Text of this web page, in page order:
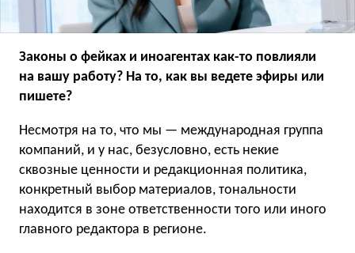
Законы о фейках и иноагентах как-то повлияли
на вашу работу? На то, как вы ведете эфиры или
пишете?
Несмотря на то, что мы — международная группа
компаний, и у нас, безусловно, есть некие
сквозные ценности и редакционная политика,
конкретный выбор материалов, тональности
находится в зоне ответственности того или иного
главного редактора в регионе.